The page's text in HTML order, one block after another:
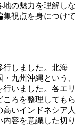
の魅力を理解しな
視点を身につけて
しました。 北海
九州沖縄という、
いました。 各エリ
ろを整理してもら
いインドネシア人
容を意識した切り